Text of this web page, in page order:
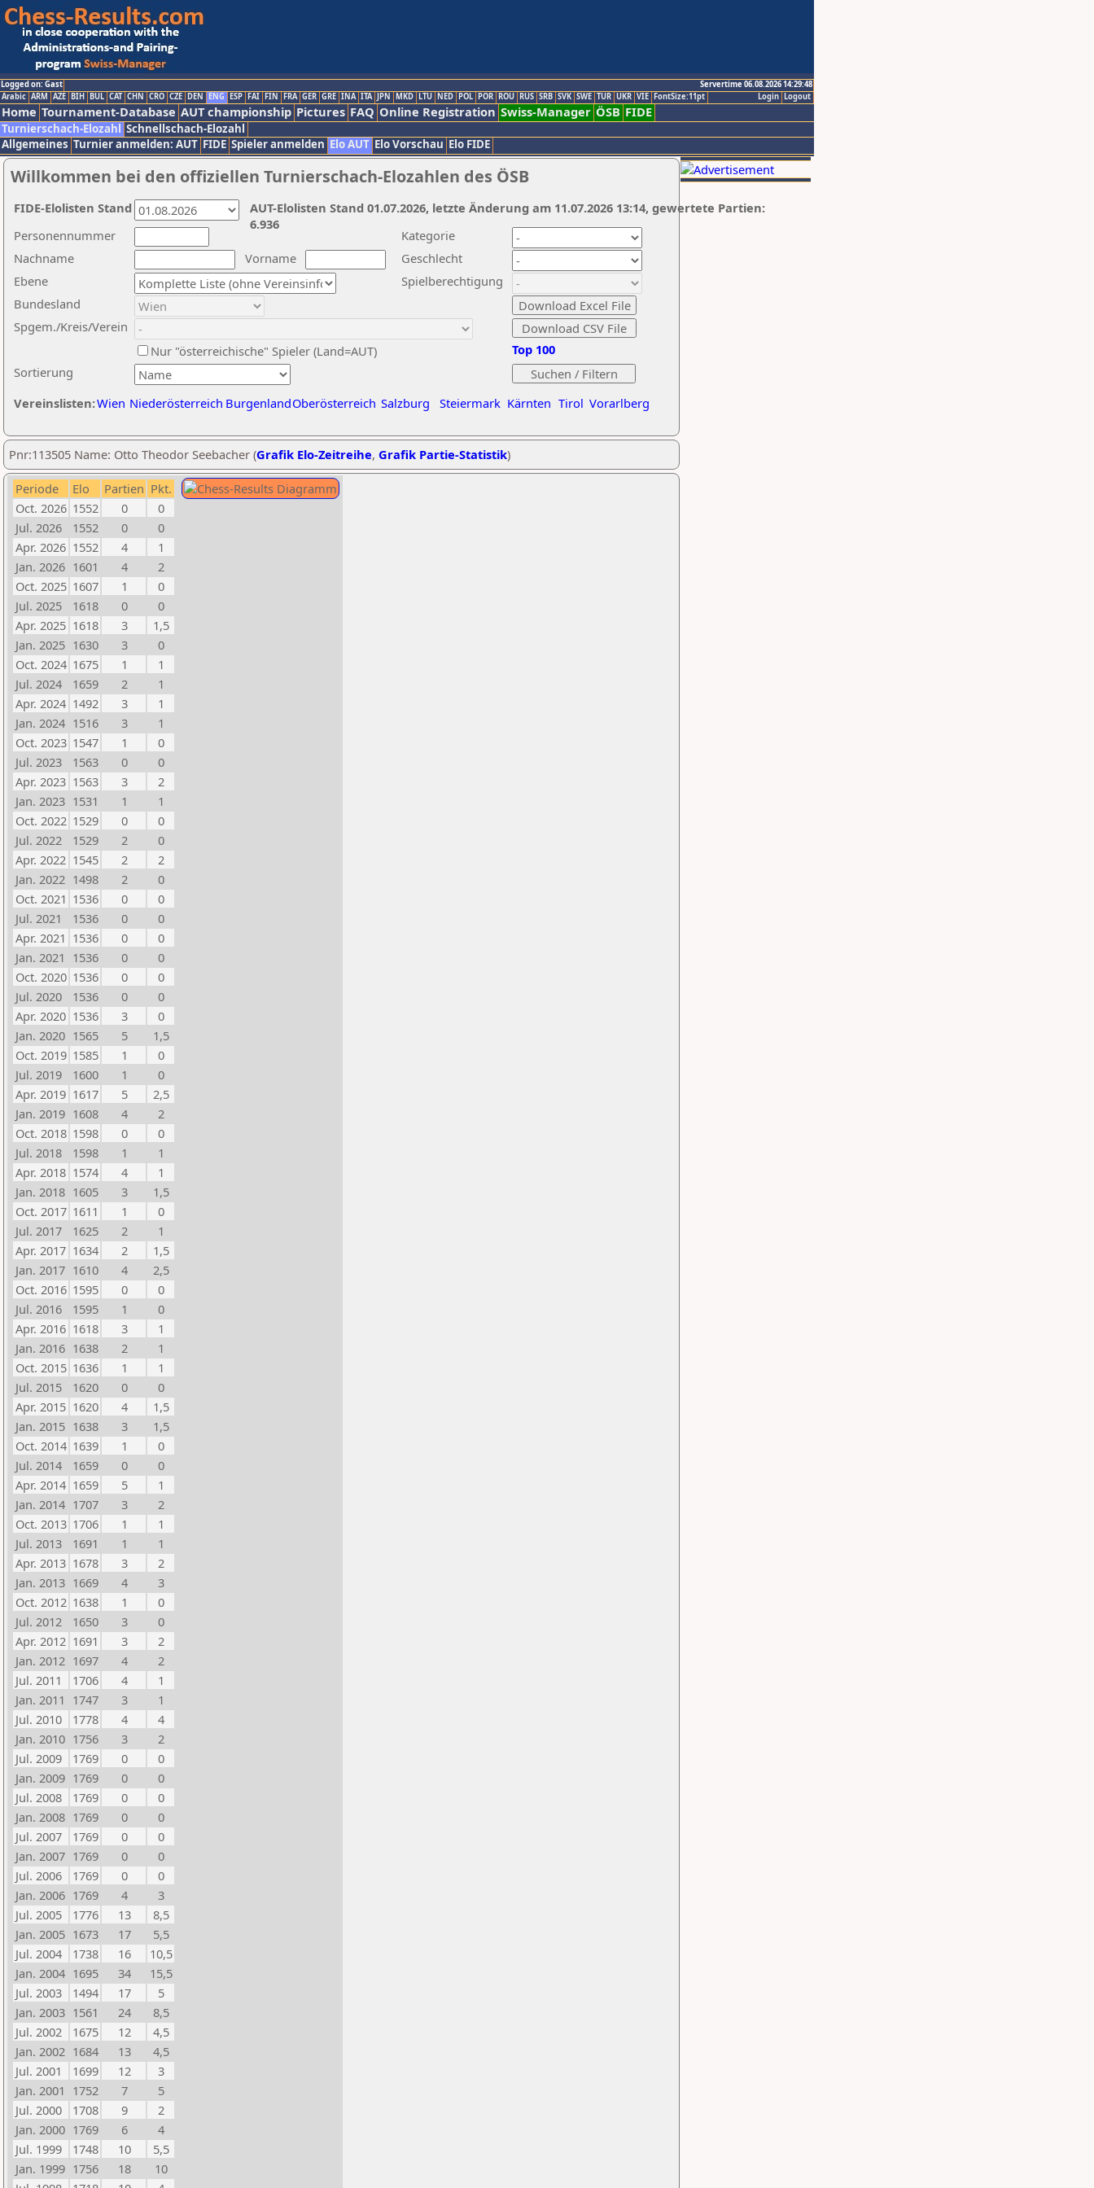
Logged on: Gast
Servertime 06.08.2026 14:29:48
Logout
Login
Arabic ARM AZE BIH BUL CAT CHN CRO CZE DEN ENG ESP FAI FIN FRA GER GRE INA ITA JPN MKD LTU NED POL POR ROU RUS SRB SVK SWE TUR UKR VIE FontSize:11pt
Home Tournament-Database AUT championship Pictures FAQ Online Registration Swiss-Manager ÖSB FIDE
Turnierschach-Elozahl Schnellschach-Elozahl
Allgemeines Turnier anmelden: AUT FIDE Spieler anmelden Elo AUT Elo Vorschau Elo FIDE
Willkommen bei den offiziellen Turnierschach-Elozahlen des ÖSB
Nachname
Vorname
Ebene
Kategorie
Sortierung
Personennummer
Bundesland
Spgem./Kreis/Verein
Geschlecht
Nur "österreichische" Spieler (Land=AUT)
Spielberechtigung
Vereinslisten:Wien Niederösterreich BurgenlandOberösterreich Salzburg Steiermark Kärnten Tirol Vorarlberg
Top 100
AUT-Elolisten Stand 01.07.2026, letzte Änderung am 11.07.2026 13:14, gewertete Partien:
6.936
FIDE-Elolisten Stand
Pnr:113505 Name: Otto Theodor Seebacher (Grafik Elo-Zeitreihe, Grafik Partie-Statistik)
Periode Elo Partien Pkt.
Oct. 2026 1552 0
0
Jul. 2026
1552 0
0
Apr. 2026 1552 4
1
Jan. 2026 1601 4
2
Oct. 2025 1607 1
0
Jul. 2025
1618 0
0
Apr. 2025 1618 3
1,5
Jan. 2025 1630 3
0
Oct. 2024 1675 1
1
Jul. 2024
1659 2
1
Apr. 2024 1492 3
1
Jan. 2024 1516 3
1
Oct. 2023 1547 1
0
Jul. 2023
1563 0
0
Apr. 2023 1563 3
2
Jan. 2023 1531 1
1
Oct. 2022 1529 0
0
Jul. 2022
1529 2
0
Apr. 2022 1545 2
2
Jan. 2022 1498 2
0
Oct. 2021 1536 0
0
Jul. 2021
1536 0
0
Apr. 2021 1536 0
0
Jan. 2021 1536 0
0
Oct. 2020 1536 0
0
Jul. 2020
1536 0
0
Apr. 2020 1536 3
0
Jan. 2020 1565 5
1,5
Oct. 2019 1585 1
0
Jul. 2019
1600 1
0
Apr. 2019 1617 5
2,5
Jan. 2019 1608 4
2
Oct. 2018 1598 0
0
Jul. 2018
1598 1
1
Apr. 2018 1574 4
1
Jan. 2018 1605 3
1,5
Oct. 2017 1611 1
0
Jul. 2017
1625 2
1
Apr. 2017 1634 2
1,5
Jan. 2017 1610 4
2,5
Oct. 2016 1595 0
0
Jul. 2016
1595 1
0
Apr. 2016 1618 3
1
Jan. 2016 1638 2
1
Oct. 2015 1636 1
1
Jul. 2015
1620 0
0
Apr. 2015 1620 4
1,5
Jan. 2015 1638 3
1,5
Oct. 2014 1639 1
0
Jul. 2014
1659 0
0
Apr. 2014 1659 5
1
Jan. 2014 1707 3
2
Oct. 2013 1706 1
1
Jul. 2013
1691 1
1
Apr. 2013 1678 3
2
Jan. 2013 1669 4
3
Oct. 2012 1638 1
0
Jul. 2012
1650 3
0
Apr. 2012 1691 3
2
Jan. 2012 1697 4
2
Jul. 2011
1706 4
1
Jan. 2011 1747 3
1
Jul. 2010
1778 4
4
Jan. 2010 1756 3
2
Jul. 2009
1769 0
0
Jan. 2009 1769 0
0
Jul. 2008
1769 0
0
Jan. 2008 1769 0
0
Jul. 2007
1769 0
0
Jan. 2007 1769 0
0
Jul. 2006
1769 0
0
Jan. 2006 1769 4
3
Jul. 2005
1776 13
8,5
Jan. 2005 1673 17
5,5
Jul. 2004
1738 16
10,5
Jan. 2004 1695 34
15,5
Jul. 2003
1494 17
5
Jan. 2003 1561 24
8,5
Jul. 2002
1675 12
4,5
Jan. 2002 1684 13
4,5
Jul. 2001
1699 12
3
Jan. 2001 1752 7
5
Jul. 2000
1708 9
2
Jan. 2000 1769 6
4
Jul. 1999
1748 10
5,5
Jan. 1999 1756 18
10